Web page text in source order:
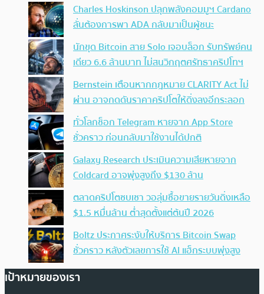
Charles Hoskinson ปลุกพลังคอมมูฯ Cardano
ลั่นต้องการพา ADA กลับมาเป็นผู้ชนะ
นักขุด Bitcoin สาย Solo เจอบล็อก รับทรัพย์คน
เดียว 6.6 ล้านบาท ไม่สนวิกฤตศรัทธาคริปโทฯ
Bernstein เตือนหากกฎหมาย CLARITY Act ไม่
ผ่าน อาจกดดันราคาคริปโตให้ดิ่งลงอีกระลอก
ทั่วโลกช็อก Telegram หายจาก App Store
ชั่วคราว ก่อนกลับมาใช้งานได้ปกติ
Galaxy Research ประเมินความเสียหายจาก
Coldcard อาจพุ่งสูงถึง $130 ล้าน
ตลาดคริปโตซบเซา วอลุ่มซื้อขายรายวันดิ่งเหลือ
$1.5 หมื่นล้าน ต่ำสุดตั้งแต่ต้นปี 2026
Boltz ประกาศระงับให้บริการ Bitcoin Swap
ชั่วคราว หลังตัวเลขการใช้ AI แฮ็กระบบพุ่งสูง
เป้าหมายของเรา